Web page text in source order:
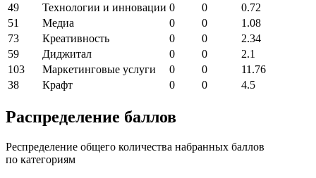
49
Технологии и инновации 0 0
0.72
51
Медиа 0 0
1.08
73
Креативность 0 0
2.34
59
Диджитал 0 0
2.1
103
Маркетинговые услуги 0 0
11.76
38
Крафт 0 0 4.5
Распределение баллов
Респределение общего количества набранных баллов
по категориям